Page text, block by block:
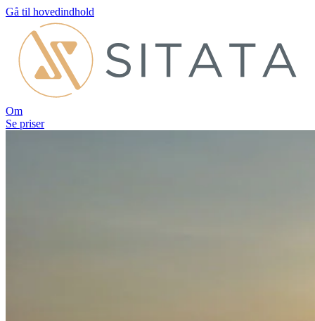
Gå til hovedindhold
Om
Se priser